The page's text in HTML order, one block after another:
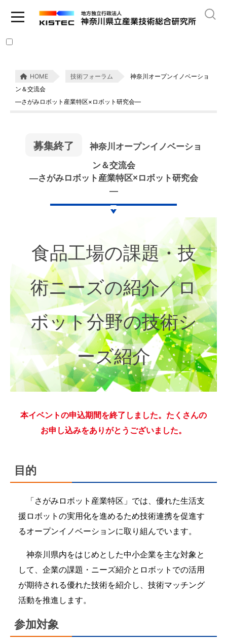
HOME 技術フォーラム
神奈川オープンイノベーショ
ン＆交流会
―さがみロボット産業特区×ロボット研究会―
募集終了
神奈川オープンイノベーショ
ン＆交流会
―さがみロボット産業特区×ロボット研究会
―
食品工場の課題・技
術ニーズの紹介／ロ
ボット分野の技術シ
ーズ紹介
本イベントの申込期間を終了しました。たくさんの
お申し込みをありがとうございました。
目的
「さがみロボット産業特区」では、優れた生活支
援ロボットの実用化を進めるため技術連携を促進す
るオープンイノベーションに取り組んでいます。
神奈川県内をはじめとした中小企業を主な対象と
して、企業の課題・ニーズ紹介とロボットでの活用
が期待される優れた技術を紹介し、技術マッチング
活動を推進します。
参加対象